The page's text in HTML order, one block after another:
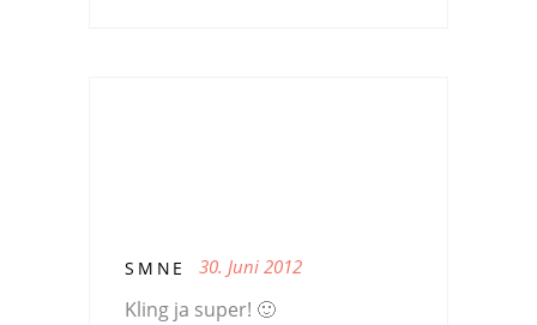
SMNE 30. Juni 2012
Kling ja super! 🙂